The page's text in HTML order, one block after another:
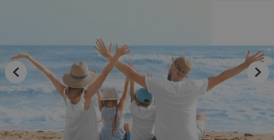
Los mejores hoteles para unas vacaciones
con tu mascota